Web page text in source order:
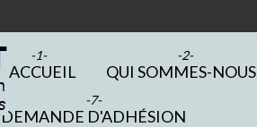
- ACCUEIL QUI SOMMES-
DEMANDE D'ADHÉSION